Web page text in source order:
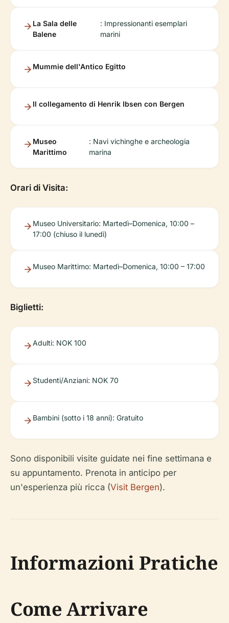
La Sala delle
Balene
: Impressionanti esemplari
marini
Mummie dell'Antico Egitto
Il collegamento di Henrik Ibsen con Bergen
Museo
Marittimo
: Navi vichinghe e archeologia
marina
Orari di Visita:
Museo Universitario: Martedì–Domenica, 10:00 –
17:00 (chiuso il lunedì)
Museo Marittimo: Martedì–Domenica, 10:00 – 17:00
Biglietti:
Adulti: NOK 100
Studenti/Anziani: NOK 70
Bambini (sotto i 18 anni): Gratuito
Sono disponibili visite guidate nei fine settimana e
su appuntamento. Prenota in anticipo per
un'esperienza più ricca (Visit Bergen).
Informazioni Pratiche
Come Arrivare